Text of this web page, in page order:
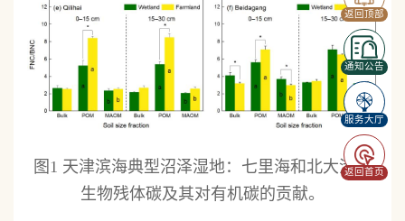
返回顶部
通知公告
服务大厅
返回首页
图1 天津滨海典型沼泽湿地：七里海和北大港微
生物残体碳及其对有机碳的贡献。